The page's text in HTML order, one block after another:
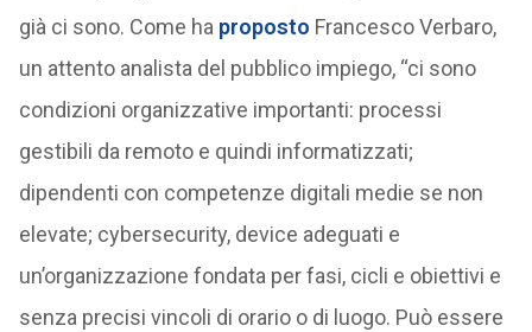
già ci sono. Come ha proposto Francesco Verbaro,
un attento analista del pubblico impiego, “ci sono
condizioni organizzative importanti: processi
gestibili da remoto e quindi informatizzati;
dipendenti con competenze digitali medie se non
elevate; cybersecurity, device adeguati e
un’organizzazione fondata per fasi, cicli e obiettivi e
senza precisi vincoli di orario o di luogo. Può essere